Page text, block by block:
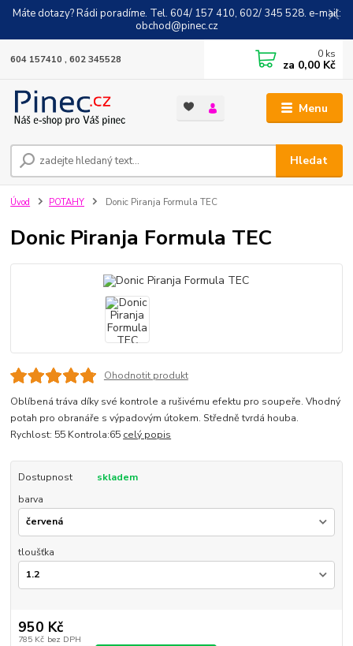
Máte dotazy? Rádi poradíme. Tel. 604/ 157 410, 602/ 345 528. e-mail:
obchod@pinec.cz
Menu
Hledat
604 157410 , 602 345528 0 ks
za 0,00 Kč
Úvod POTAHY Donic Piranja Formula TEC
Donic Piranja Formula TEC
Ohodnotit produkt
Oblíbená tráva díky své kontrole a rušivému efektu pro soupeře. Vhodný
potah pro obranáře s výpadovým útokem. Středně tvrdá houba.
Rychlost: 55 Kontrola:65 celý popis
Dostupnost
skladem
barva
tloušťka
950 Kč
785 Kč bez DPH